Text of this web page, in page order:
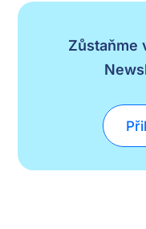
Zůstaňme